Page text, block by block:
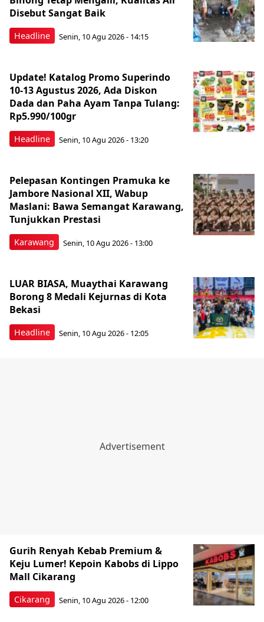
Headline
Disebut Sangat Baik
Senin, 10 Agu 2026 - 14:15
Headline
Update! Katalog Promo Superindo
10-13 Agustus 2026, Ada Diskon
Dada dan Paha Ayam Tanpa Tulang:
Rp5.990/100gr
Senin, 10 Agu 2026 - 13:20
Karawang
Pelepasan Kontingen Pramuka ke
Jambore Nasional XII, Wabup
Maslani: Bawa Semangat Karawang,
Tunjukkan Prestasi
Senin, 10 Agu 2026 - 13:00
Headline
LUAR BIASA, Muaythai Karawang
Borong 8 Medali Kejurnas di Kota
Bekasi
Senin, 10 Agu 2026 - 12:05
Cikarang
Gurih Renyah Kebab Premium &
Keju Lumer! Kepoin Kabobs di Lippo
Mall Cikarang
Senin, 10 Agu 2026 - 12:00